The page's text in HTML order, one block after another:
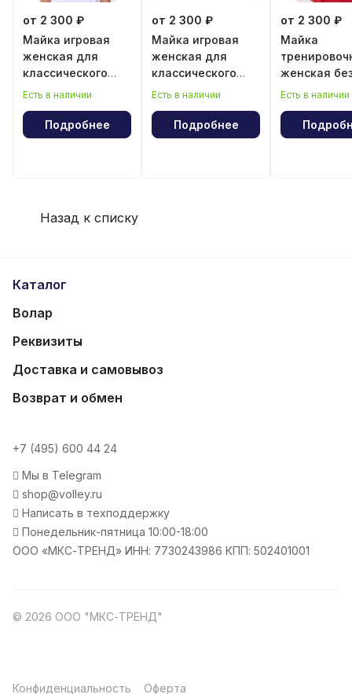
от 2 300 ₽
Майка игровая
женская для
классического
волейбола
Есть в наличии
Подробнее
от 2 300 ₽
Майка игровая
женская для
классического
волейбола "Год
Есть в наличии
Подробнее
от 2 300 ₽
Майка
женская
рукава
Есть в наличии
Назад к списку
Каталог
Волар
Реквизиты
Доставка и самовывоз
Возврат и обмен
+7 (495) 600 44 24
Мы в Telegram
shop@volley.ru
Написать в техподдержку
Понедельник-пятница 10:00-18:00
ООО «МКС-ТРЕНД» ИНН: 7730243986 КПП: 502401001
© 2026 ООО "МКС-ТРЕНД"
Конфиденциальность Оферта